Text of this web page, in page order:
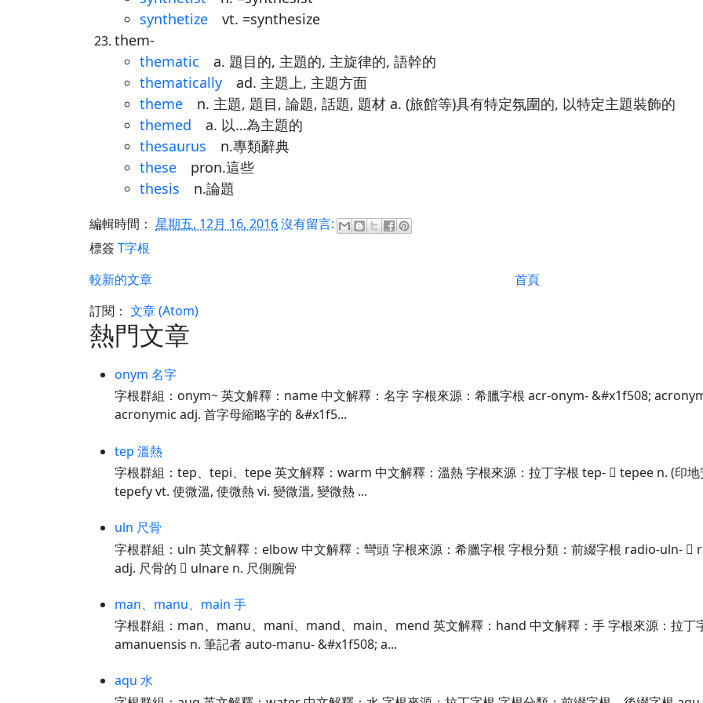
synthetize vt. =synthesize
them-
thematic a. 題目的, 主題的, 主旋律的, 語幹的
thematically ad. 主題上, 主題方面
theme n. 主題, 題目, 論題, 話題, 題材 a. (旅館等)具有特定氛圍的, 以特定主題裝飾的
themed a. 以…為主題的
thesaurus n.專類辭典
these pron.這些
thesis n.論題
編輯時間： 星期五, 12月 16, 2016沒有留言:
標簽 T字根
較新的文章
首頁
訂閱： 文章 (Atom)
熱門文章
onym 名字
字根群組：onym~ 英文解釋：name 中文解釋：名字 字根來源：希臘字根 acr-onym- &#x1f508;
acronymic adj. 首字母縮略字的 &#x1f5...
tep 溫熱
字根群組：tep、tepi、tepe 英文解釋：warm 中文解釋：溫熱 字根來源：拉丁字根 tep-  tepee n. (印
tepefy vt. 使微溫, 使微熱 vi. 變微溫, 變微熱 ...
uln 尺骨
字根群組：uln 英文解釋：elbow 中文解釋：彎頭 字根來源：希臘字根 字根分類：前綴字根 radio-uln-
adj. 尺骨的  ulnare n. 尺側腕骨
man、manu、main 手
字根群組：man、manu、mani、mand、main、mend 英文解釋：hand 中文解釋：手 字根來源：拉丁
amanuensis n. 筆記者 auto-manu- &#x1f508; a...
aqu 水